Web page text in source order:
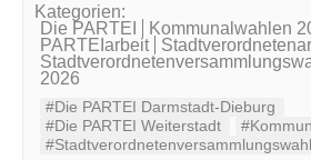
Kategorien:
Die PARTEI
Kommunalwahlen
PARTEIarbeit
2026
#Die PARTEI Darmstadt-Dieburg
#Die PARTEI Weiterstadt